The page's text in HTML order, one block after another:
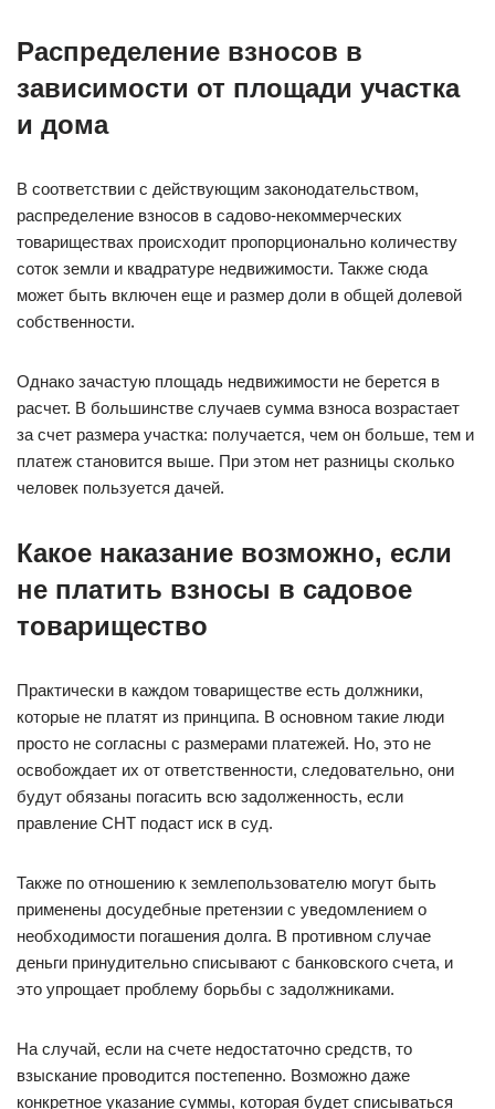
Распределение взносов в
зависимости от площади участка
и дома
В соответствии с действующим законодательством,
распределение взносов в садово-некоммерческих
товариществах происходит пропорционально количеству
соток земли и квадратуре недвижимости. Также сюда
может быть включен еще и размер доли в общей долевой
собственности.
Однако зачастую площадь недвижимости не берется в
расчет. В большинстве случаев сумма взноса возрастает
за счет размера участка: получается, чем он больше, тем и
платеж становится выше. При этом нет разницы сколько
человек пользуется дачей.
Какое наказание возможно, если
не платить взносы в садовое
товарищество
Практически в каждом товариществе есть должники,
которые не платят из принципа. В основном такие люди
просто не согласны с размерами платежей. Но, это не
освобождает их от ответственности, следовательно, они
будут обязаны погасить всю задолженность, если
правление СНТ подаст иск в суд.
Также по отношению к землепользователю могут быть
применены досудебные претензии с уведомлением о
необходимости погашения долга. В противном случае
деньги принудительно списывают с банковского счета, и
это упрощает проблему борьбы с задолжниками.
На случай, если на счете недостаточно средств, то
взыскание проводится постепенно. Возможно даже
конкретное указание суммы, которая будет списываться